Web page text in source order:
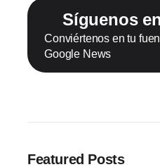
Síguenos
Conviértenos en tu
Google News
Featured Posts